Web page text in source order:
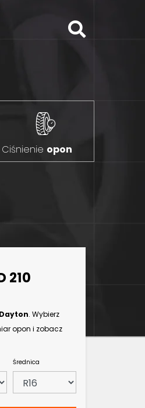
Ciśnienie opon
210
Dayton. Wybierz
opon i zobacz
Średnica